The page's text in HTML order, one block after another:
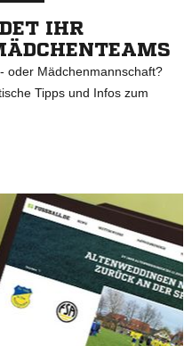
IHR
oder Mädchenmannschaft?
Tipps und Infos zum